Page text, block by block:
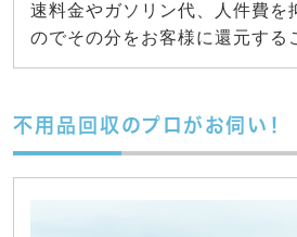
速料金やガソリン代、人件費を
のでその分をお客様に還元する
不用品回収のプロがお伺い！